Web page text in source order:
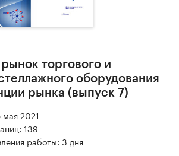
торгового и
оборудования
рынка (выпуск 7)
2021
139
работы: 3 дня